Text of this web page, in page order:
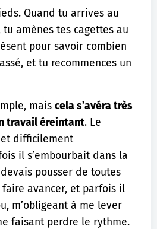
Quand tu arrives au
tu amènes tes cagettes au
pour savoir combien
et tu recommences un
mais cela s’avéra très
travail éreintant. Le
difficilement
il s’embourbait dans la
pousser de toutes
avancer, et parfois il
m’obligeant à me lever
faisant perdre le rythme.